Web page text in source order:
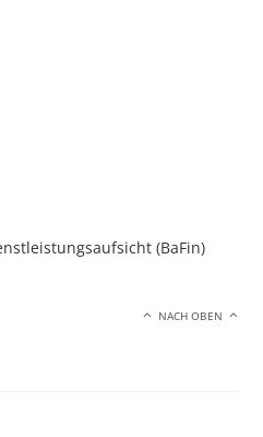
(BaFin)
NACH OBEN